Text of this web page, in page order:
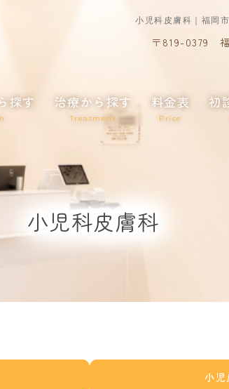
小児科皮膚科｜福岡
〒819-0379
探す 治療から探す
Treatment
料金表
Price
初
小児科皮膚科
小児